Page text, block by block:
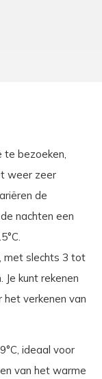
bezoeken,
weer zeer
de
nachten een
met slechts 3 tot
Je kunt rekenen
verkenen van
ideaal voor
van het warme